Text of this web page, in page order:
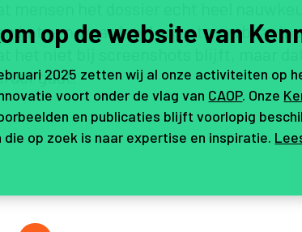
mensen het dossier echt heel
het een waardevol en betrouwbaar
het niet bij screenshots blijft, maar
gaat.
op de website van
2025 zetten wij al onze activiteiten op
voort onder de vlag van CAOP. Onze
en publicaties blijft voorlopig
die op zoek is naar expertise en inspiratie.